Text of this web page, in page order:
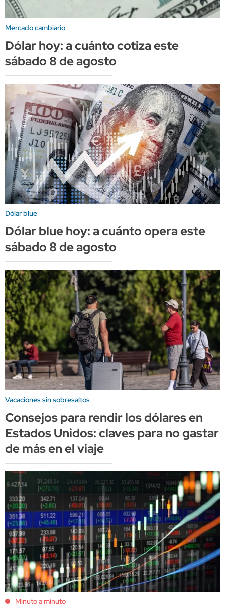
Mercado cambiario
Dólar hoy: a cuánto cotiza este
sábado 8 de agosto
Dólar blue
Dólar blue hoy: a cuánto opera este
sábado 8 de agosto
Vacaciones sin sobresaltos
Consejos para rendir los dólares en
Estados Unidos: claves para no gastar
de más en el viaje
Minuto a minuto